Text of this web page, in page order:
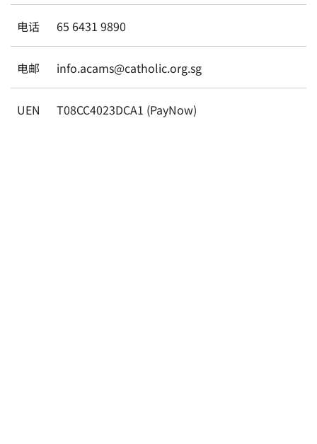
电话 65 6431 9890
电邮 info.acams@catholic.org.sg
UEN T08CC4023DCA1 (PayNow)